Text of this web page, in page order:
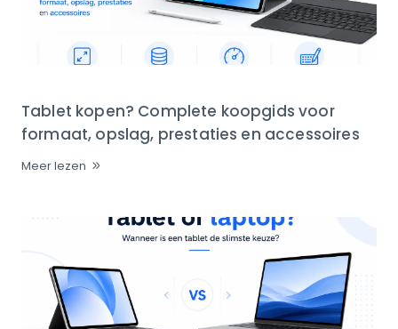
Tablet kopen? Complete koopgids voor
formaat, opslag, prestaties en accessoires
Meer lezen